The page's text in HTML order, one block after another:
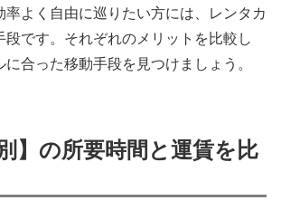
率よく自由に巡りたい方には、レンタカ
段です。それぞれのメリットを比較し
合った移動手段を見つけましょう。
】の所要時間と運賃を比